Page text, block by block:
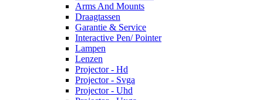
Arms And Mounts
Draagtassen
Garantie & Service
Interactive Pen/ Pointer
Lampen
Lenzen
Projector - Hd
Projector - Svga
Projector - Uhd